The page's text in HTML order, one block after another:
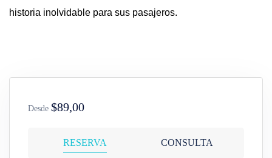
historia inolvidable para sus pasajeros.
Desde $89,00
RESERVA CONSULTA